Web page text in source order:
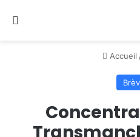
Accueil